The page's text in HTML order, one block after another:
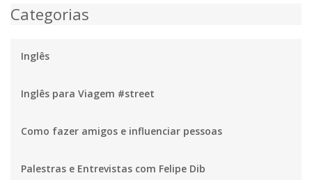
Categorias
Inglês
Inglês para Viagem #street
Como fazer amigos e influenciar pessoas
Palestras e Entrevistas com Felipe Dib